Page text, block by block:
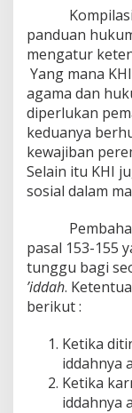
Kompilasi
panduan
mengatur
Yang mana
agama dan
diperlukan
keduanya
kewajiban
Selain itu KHI
sosial dalam
pasal 153-155
tunggu bagi
’iddah.
berikut :
Ketika
iddahnya
Ketika
iddahnya